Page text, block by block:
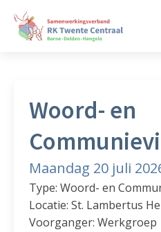
Woord- en
Maandag 20 juli
Type: Woord- en
Locatie: St. Lambertus
Voorganger: Werkgroep